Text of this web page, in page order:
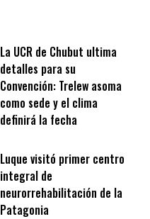
La UCR de Chubut ultima
detalles para su
Convención: Trelew asoma
como sede y el clima
definirá la fecha
Luque visitó primer centro
integral de
neurorrehabilitación de la
Patagonia